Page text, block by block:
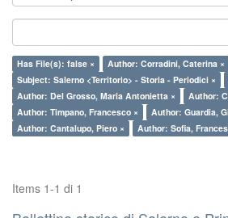
Has File(s): false ×
Author: Corradini, Caterina ×
Subject: Salerno <Territorio> - Storia - Periodici ×
Author: Del Grosso, Maria Antonietta ×
Author:
Author: Timpano, Francesco ×
Author: Guardia,
Author: Cantalupo, Piero ×
Author: Sofia,
Items 1-1 di 1